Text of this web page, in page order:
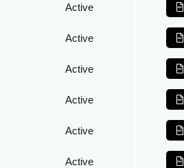
Active
Active
Active
Active
Active
Active